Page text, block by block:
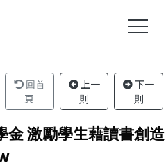
回首
頁
上一
則
下一
則
金 激勵學生藉讀書創造